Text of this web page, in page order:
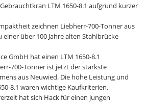
LTM 1650-8.1 aufgrund kurzer
zeichnen Liebherr-700-Tonner aus
einer über 100 Jahre alten Stahlbrücke
GmbH hat einen LTM 1650-8.1
700-Tonner ist jetzt der stärkste
aus Neuwied. Die hohe Leistung und
8.1 waren wichtige Kaufkriterien.
hat sich Hack für einen jungen